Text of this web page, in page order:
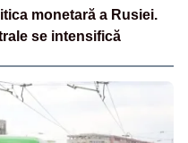
monetară a Rusiei.
se intensifică